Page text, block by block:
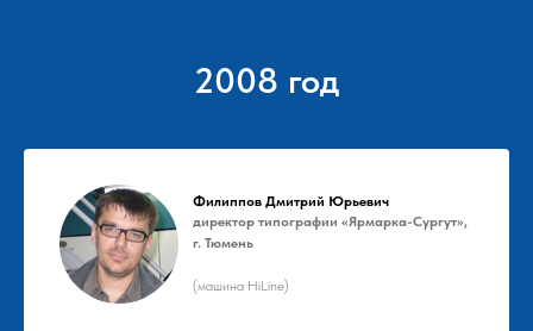
2008 год
Филиппов Дмитрий Юрьевич
директор типографии «Ярмарка-Сургут»,
г. Тюмень
(машина HiLine)